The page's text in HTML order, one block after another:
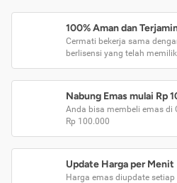
100% Aman dan
Cermati bekerja sama
berlisensi yang telah
Nabung Emas mulai Rp
Anda bisa membeli emas di
Rp 100.000
Update Harga per Menit
Harga emas diupdate